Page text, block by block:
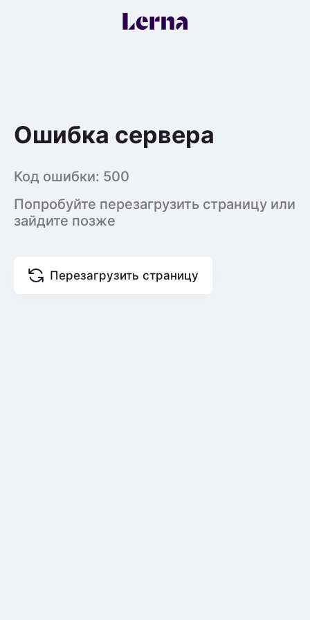
Ошибка сервера
Код ошибки: 500
Попробуйте перезагрузить страницу или
зайдите позже
Перезагрузить страницу